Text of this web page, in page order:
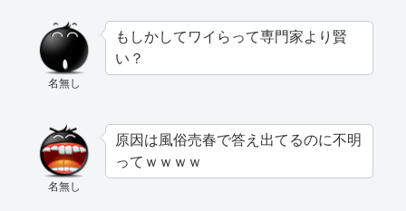
名無し
もしかしてワイらって専門家より賢
い？
名無し
原因は風俗売春で答え出てるのに不明
ってｗｗｗｗ